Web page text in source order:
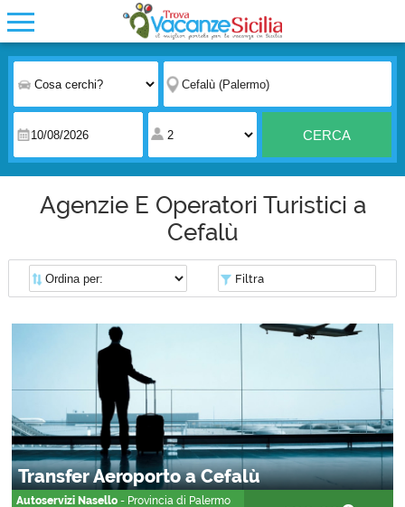
CERCA
Agenzie E Operatori Turistici a
Cefalù
Filtra
Transfer Aeroporto a Cefalù
Autoservizi Nasello - Provincia di Palermo